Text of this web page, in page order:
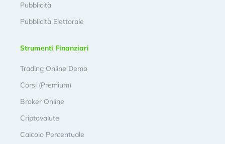
Pubblicità
Pubblicità Elettorale
Strumenti Finanziari
Trading Online Demo
Corsi (Premium)
Broker Online
Criptovalute
Calcolo Percentuale